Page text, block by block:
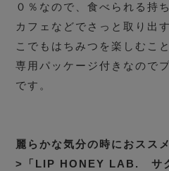
０％なので、食べられる持
カフェなどでさっと取り出
こでもはちみつを楽しむこ
専用パッケージ付きなので
です。
麗らかな気分の時におススメ
>「LIP HONEY LAB. サク